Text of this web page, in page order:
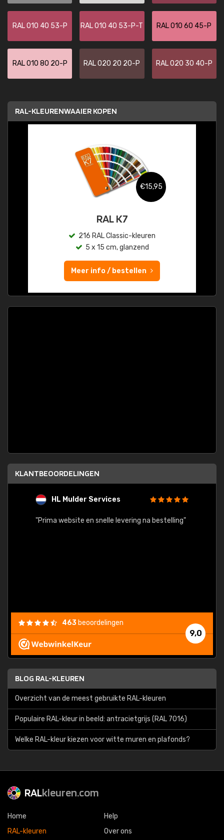
RAL 010 40 53-P RAL 010 40 53-P-T RAL 010 60 45-P
RAL 010 80 20-P RAL 020 20 20-P RAL 020 30 40-P
RAL-KLEURENWAAIER KOPEN
€15,95
RAL K7
216 RAL Classic-kleuren
5 x 15 cm, glanzend
Meer info / bestellen
KLANTBEOORDELINGEN
HL Mulder Services
"Prima website en snelle levering na bestelling"
9,0
463 beoordelingen
BLOG RAL-KLEUREN
Overzicht van de meest gebruikte RAL-kleuren
Populaire RAL-kleur in beeld: antracietgrijs (RAL 7016)
Welke RAL-kleur kiezen voor witte muren en plafonds?
RALkleuren.com
Home
RAL-kleuren
Help
Over ons